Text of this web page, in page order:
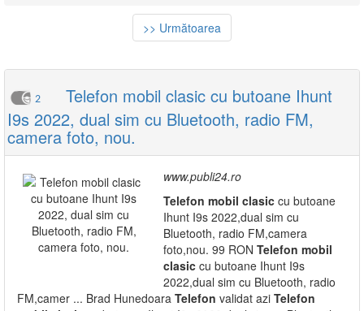
>> Următoarea
2
Telefon mobil clasic cu butoane Ihunt
I9s 2022, dual sim cu Bluetooth, radio FM,
camera foto, nou.
www.publi24.ro
Telefon mobil clasic cu butoane
Ihunt I9s 2022,dual sim cu
Bluetooth, radio FM,camera
foto,nou. 99 RON Telefon mobil
clasic cu butoane Ihunt I9s
2022,dual sim cu Bluetooth, radio
FM,camer ... Brad Hunedoara Telefon validat azi Telefon